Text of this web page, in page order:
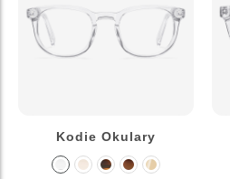
Kodie Okulary